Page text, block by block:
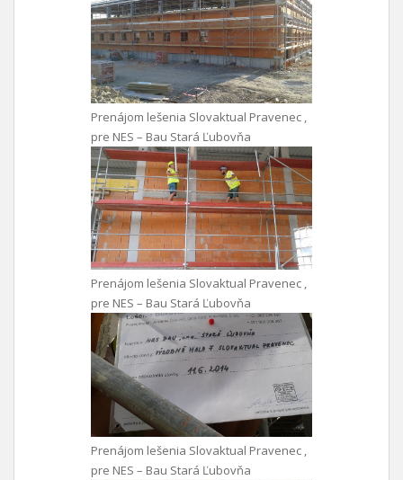
Prenájom lešenia Slovaktual Pravenec ,
pre NES – Bau Stará Ľubovňa
Prenájom lešenia Slovaktual Pravenec ,
pre NES – Bau Stará Ľubovňa
Prenájom lešenia Slovaktual Pravenec ,
pre NES – Bau Stará Ľubovňa